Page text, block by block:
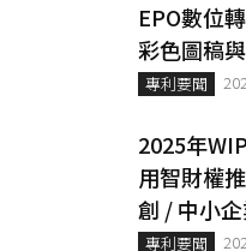
EPO數位
彩色圖稿
專利要聞
2025年
用智財權
創 / 中小
專利要聞